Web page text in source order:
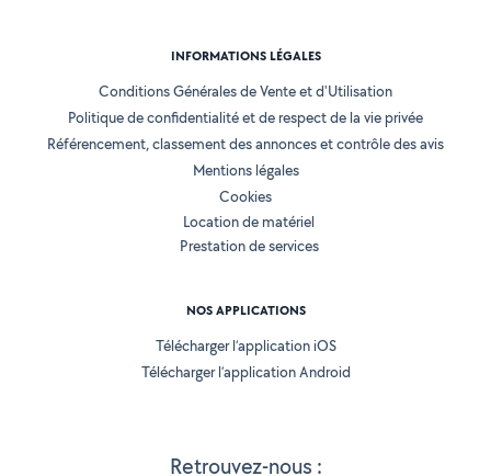
Retrouvez-nous :
INFORMATIONS LÉGALES
Conditions Générales de Vente et d'Utilisation
Politique de confidentialité et de respect de la vie privée
Référencement, classement des annonces et contrôle des avis
Mentions légales
Cookies
Location de matériel
Prestation de services
NOS APPLICATIONS
Télécharger l’application iOS
Télécharger l’application Android